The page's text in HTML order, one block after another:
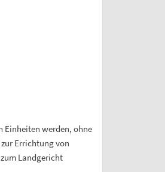
werden, ohne
Errichtung von
Landgericht